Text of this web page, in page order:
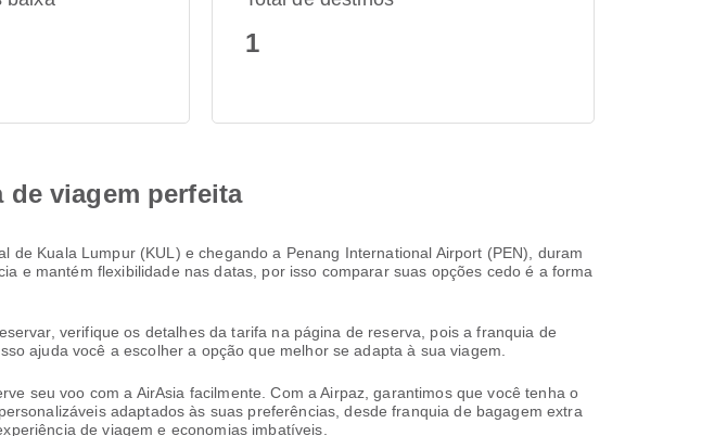
1
de viagem perfeita
Kuala Lumpur (KUL) e chegando a Penang International Airport (PEN), duram
e mantém flexibilidade nas datas, por isso comparar suas opções cedo é a forma
verifique os detalhes da tarifa na página de reserva, pois a franquia de
ajuda você a escolher a opção que melhor se adapta à sua viagem.
seu voo com a AirAsia facilmente. Com a Airpaz, garantimos que você tenha o
adaptados às suas preferências, desde franquia de bagagem extra
de viagem e economias imbatíveis.